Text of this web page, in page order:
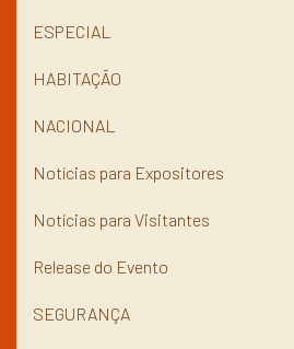
ESPECIAL
HABITAÇÃO
NACIONAL
Notícias para Expositores
Notícias para Visitantes
Release do Evento
SEGURANÇA